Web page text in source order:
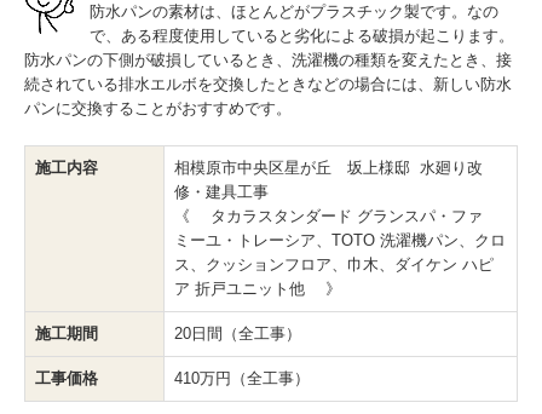
防水パンの素材は、ほとんどがプラスチック製です。なの
で、ある程度使用していると劣化による破損が起こります。
防水パンの下側が破損しているとき、洗濯機の種類を変えたとき、接
続されている排水エルボを交換したときなどの場合には、新しい防水
パンに交換することがおすすめです。
施工内容
相模原市中央区星が丘 坂上様邸 水廻り改
修・建具工事
《 タカラスタンダード グランスパ・ファ
ミーユ・トレーシア、TOTO 洗濯機パン、クロ
ス、クッションフロア、巾木、ダイケン ハピ
ア 折戸ユニット他 》
施工期間 20日間（全工事）
工事価格 410万円（全工事）